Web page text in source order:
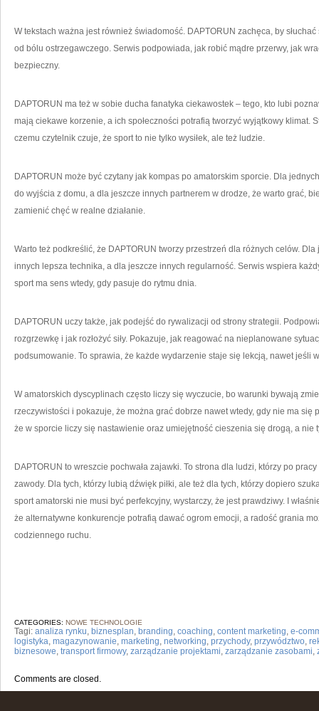
W tekstach ważna jest również świadomość. DAPTORUN zachęca, by
od bólu ostrzegawczego. Serwis podpowiada, jak robić mądre przerwy, jak
bezpieczny.
DAPTORUN ma też w sobie ducha fanatyka ciekawostek – tego, kto lubi
mają ciekawe korzenie, a ich społeczności potrafią tworzyć wyjątkowy klimat.
czemu czytelnik czuje, że sport to nie tylko wysiłek, ale też ludzie.
DAPTORUN może być czytany jak kompas po amatorskim sporcie. Dla
do wyjścia z domu, a dla jeszcze innych partnerem w drodze, że warto grać,
zamienić chęć w realne działanie.
Warto też podkreślić, że DAPTORUN tworzy przestrzeń dla różnych celów.
innych lepsza technika, a dla jeszcze innych regularność. Serwis wspiera
sport ma sens wtedy, gdy pasuje do rytmu dnia.
DAPTORUN uczy także, jak podejść do rywalizacji od strony strategii.
rozgrzewkę i jak rozłożyć siły. Pokazuje, jak reagować na nieplanowane
podsumowanie. To sprawia, że każde wydarzenie staje się lekcją, nawet jeśli
W amatorskich dyscyplinach często liczy się wyczucie, bo warunki bywają
rzeczywistości i pokazuje, że można grać dobrze nawet wtedy, gdy nie ma się
że w sporcie liczy się nastawienie oraz umiejętność cieszenia się drogą, a nie
DAPTORUN to wreszcie pochwała zajawki. To strona dla ludzi, którzy po
zawody. Dla tych, którzy lubią dźwięk piłki, ale też dla tych, którzy dopiero
sport amatorski nie musi być perfekcyjny, wystarczy, że jest prawdziwy. I
że alternatywne konkurencje potrafią dawać ogrom emocji, a radość grania
codziennego ruchu.
CATEGORIES: NOWE TECHNOLOGIE
Tagi: analiza rynku, biznesplan, branding, coaching, content marketing, e-
logistyka, magazynowanie, marketing, networking, przychody, przywództwo,
biznesowe, transport firmowy, zarządzanie projektami, zarządzanie zasobami,
Comments are closed.